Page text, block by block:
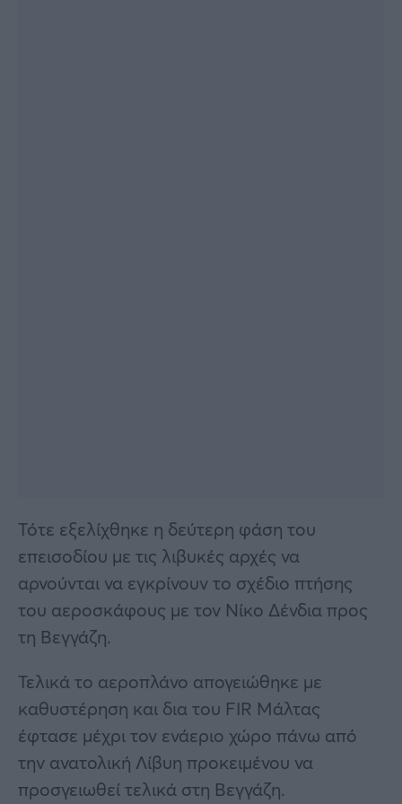
Τότε εξελίχθηκε η δεύτερη φάση του
επεισοδίου με τις λιβυκές αρχές να
αρνούνται να εγκρίνουν το σχέδιο πτήσης
του αεροσκάφους με τον Νίκο Δένδια προς
τη Βεγγάζη.
Τελικά το αεροπλάνο απογειώθηκε με
καθυστέρηση και δια του FIR Μάλτας
έφτασε μέχρι τον ενάεριο χώρο πάνω από
την ανατολική Λίβυη προκειμένου να
προσγειωθεί τελικά στη Βεγγάζη.